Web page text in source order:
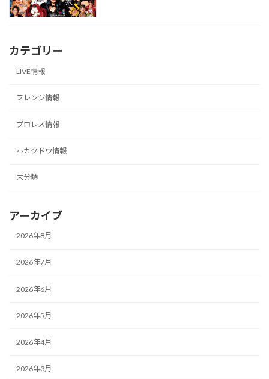
カテゴリー
LIVE情報
フレンジ情報
プロレス情報
ホカクドウ情報
未分類
アーカイブ
2026年8月
2026年7月
2026年6月
2026年5月
2026年4月
2026年3月